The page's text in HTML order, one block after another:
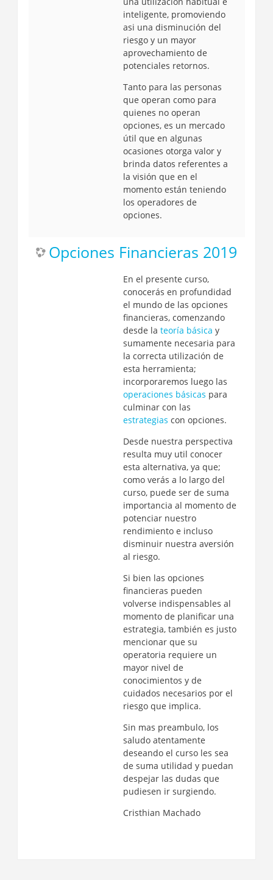
inteligente, promoviendo
asi una disminución del
riesgo y un mayor
aprovechamiento de
potenciales retornos.
Tanto para las personas
que operan como para
quienes no operan
opciones, es un mercado
útil que en algunas
ocasiones otorga valor y
brinda datos referentes a
la visión que en el
momento están teniendo
los operadores de
opciones.
Opciones Financieras 2019
En el presente curso,
conocerás en profundidad
el mundo de las opciones
financieras, comenzando
desde la teoría básica y
sumamente necesaria para
la correcta utilización de
esta herramienta;
incorporaremos luego las
operaciones básicas para
culminar con las
estrategias con opciones.
Desde nuestra perspectiva
resulta muy util conocer
esta alternativa, ya que;
como verás a lo largo del
curso, puede ser de suma
importancia al momento de
potenciar nuestro
rendimiento e incluso
disminuir nuestra aversión
al riesgo.
Si bien las opciones
financieras pueden
volverse indispensables al
momento de planificar una
estrategia, también es justo
mencionar que su
operatoria requiere un
mayor nivel de
conocimientos y de
cuidados necesarios por el
riesgo que implica.
Sin mas preambulo, los
saludo atentamente
deseando el curso les sea
de suma utilidad y puedan
despejar las dudas que
pudiesen ir surgiendo.
Cristhian Machado